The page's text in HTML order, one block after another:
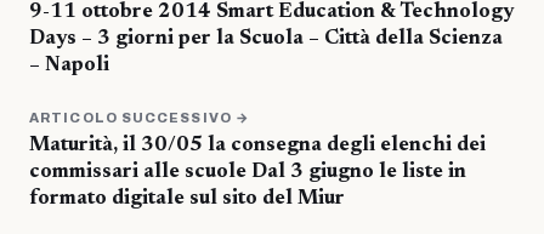
9-11 ottobre 2014 Smart Education & Technology
Days – 3 giorni per la Scuola – Città della Scienza
– Napoli
ARTICOLO SUCCESSIVO →
Maturità, il 30/05 la consegna degli elenchi dei
commissari alle scuole Dal 3 giugno le liste in
formato digitale sul sito del Miur